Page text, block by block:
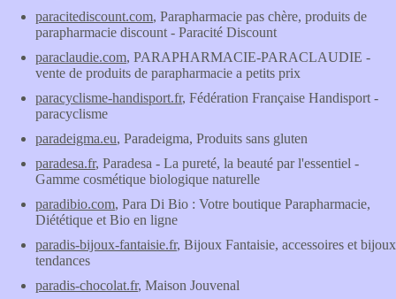
paracitediscount.com, Parapharmacie pas chère, produits de
parapharmacie discount - Paracité Discount
paraclaudie.com, PARAPHARMACIE-PARACLAUDIE -
vente de produits de parapharmacie a petits prix
paracyclisme-handisport.fr, Fédération Française Handisport -
paracyclisme
paradeigma.eu, Paradeigma, Produits sans gluten
paradesa.fr, Paradesa - La pureté, la beauté par l'essentiel -
Gamme cosmétique biologique naturelle
paradibio.com, Para Di Bio : Votre boutique Parapharmacie,
Diététique et Bio en ligne
paradis-bijoux-fantaisie.fr, Bijoux Fantaisie, accessoires et bijoux
tendances
paradis-chocolat.fr, Maison Jouvenal